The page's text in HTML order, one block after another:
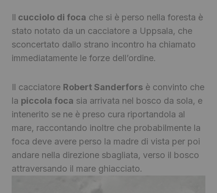
Il cucciolo di foca che si è perso nella foresta è
stato notato da un cacciatore a Uppsala, che
sconcertato dallo strano incontro ha chiamato
immediatamente le forze dell’ordine.
Il cacciatore Robert Sanderfors è convinto che
la piccola foca sia arrivata nel bosco da sola, e
intenerito se ne è preso cura riportandola al
mare, raccontando inoltre che probabilmente la
foca deve avere perso la madre di vista per poi
andare nella direzione sbagliata, verso il bosco
attraversando il mare ghiacciato.